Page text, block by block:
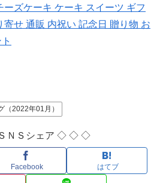
ーズケーキ ケーキ スイーツ ギフ
寄せ 通販 内祝い 記念日 贈り物 お
（2022年01月）
Ｓシェア ◇ ◇ ◇
Facebook はてブ